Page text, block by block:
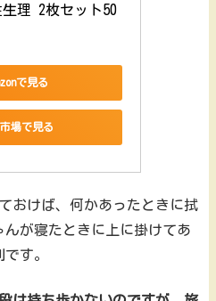
生理 2枚セット50
で見る
場で見る
おけば、何かあったときに拭
んが寝たときに上に掛けてあ
す。